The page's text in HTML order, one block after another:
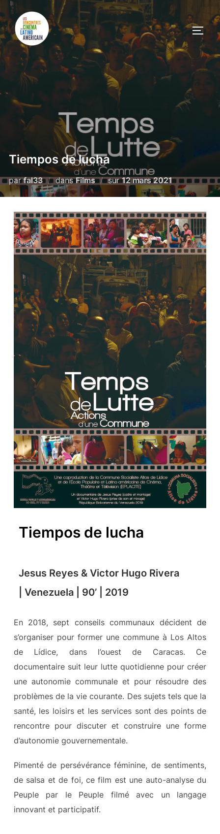
Tiempos de lucha
parfal33 dansFilms sur12 mars 2021
Tiempos de lucha
Jesus Reyes & Victor Hugo Rivera
| Venezuela | 90’ | 2019
En 2018, sept conseils communaux décident de
s’organiser pour former une commune à Los Altos
de Lídice, dans l’ouest de Caracas. Ce
documentaire suit leur lutte quotidienne pour créer
une autonomie communale et pour résoudre des
problèmes de la vie courante. Des sujets tels que la
santé, les loisirs et les services sont des points de
rencontre pour discuter et construire une forme
d’autonomie gouvernementale.
Pimenté de persévérance féminine, de sentiments,
de salsa et de foi, ce film est une auto-analyse du
Peuple par le Peuple filmé avec un langage
innovant et participatif.